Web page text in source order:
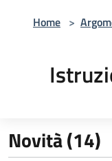
Home >
Novità (14)